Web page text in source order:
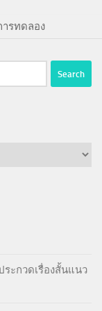
รทดลอง
ระกวดเรื่องสั้นแนว